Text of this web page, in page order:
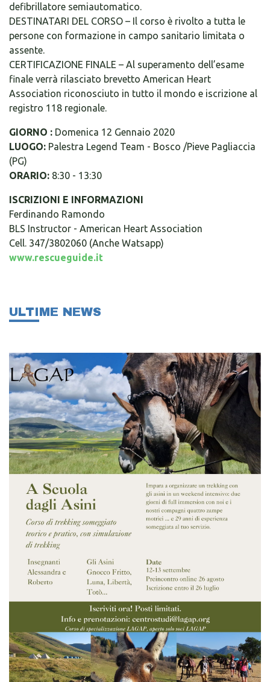
defibrillatore semiautomatico.
DESTINATARI DEL CORSO – Il corso è rivolto a tutta le
persone con formazione in campo sanitario limitata o
assente.
CERTIFICAZIONE FINALE – Al superamento dell’esame
finale verrà rilasciato brevetto American Heart
Association riconosciuto in tutto il mondo e iscrizione al
registro 118 regionale.
GIORNO : Domenica 12 Gennaio 2020
LUOGO: Palestra Legend Team - Bosco /Pieve Pagliaccia
(PG)
ORARIO: 8:30 - 13:30
ISCRIZIONI E INFORMAZIONI
Ferdinando Ramondo
BLS Instructor - American Heart Association
Cell. 347/3802060 (Anche Watsapp)
www.rescueguide.it
ULTIME NEWS